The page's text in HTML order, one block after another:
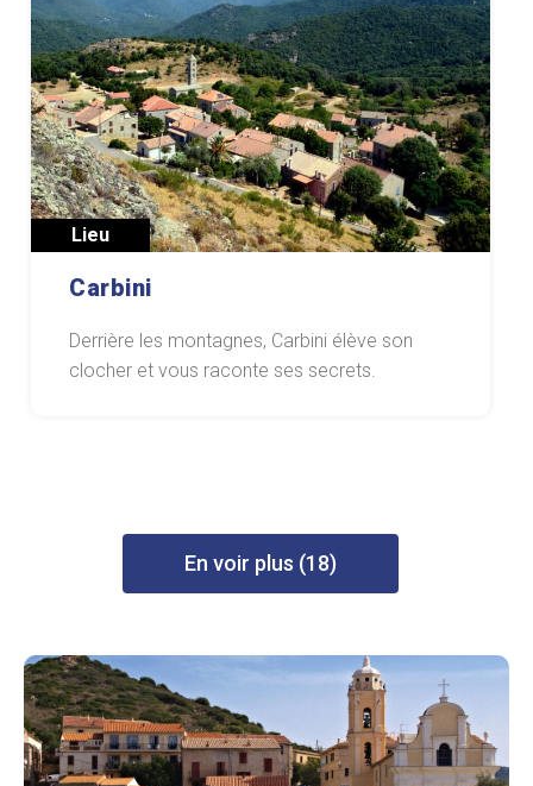
Lieu
Carbini
Derrière les montagnes, Carbini élève son
clocher et vous raconte ses secrets.
En voir plus (18)